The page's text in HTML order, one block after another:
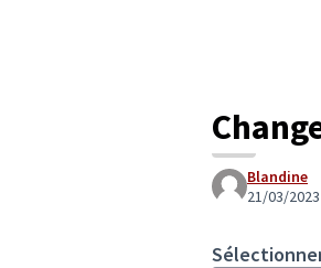
Blandine
21/03/